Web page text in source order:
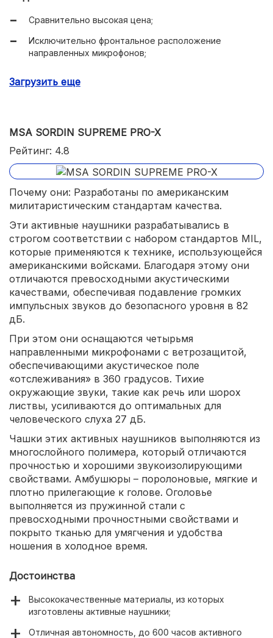
Сравнительно высокая цена;
Исключительно фронтальное расположение
направленных микрофонов;
Загрузить еще
MSA SORDIN SUPREME PRO-X
Рейтинг: 4.8
Почему они: Разработаны по американским
милитаристическим стандартам качества.
Эти активные наушники разрабатывались в
строгом соответствии с набором стандартов MIL,
которые применяются к технике, использующейся
американскими войсками. Благодаря этому они
отличаются превосходными акустическими
качествами, обеспечивая подавление громких
импульсных звуков до безопасного уровня в 82
дБ.
При этом они оснащаются четырьмя
направленными микрофонами с ветрозащитой,
обеспечивающими акустическое поле
«отслеживания» в 360 градусов. Тихие
окружающие звуки, такие как речь или шорох
листвы, усиливаются до оптимальных для
человеческого слуха 27 дБ.
Чашки этих активных наушников выполняются из
многослойного полимера, который отличаются
прочностью и хорошими звукоизолирующими
свойствами. Амбушюры – поролоновые, мягкие и
плотно прилегающие к голове. Оголовье
выполняется из пружинной стали с
превосходными прочностными свойствами и
покрыто тканью для умягчения и удобства
ношения в холодное время.
Достоинства
Высококачественные материалы, из которых
изготовлены активные наушники;
Отличная автономность, до 600 часов активного